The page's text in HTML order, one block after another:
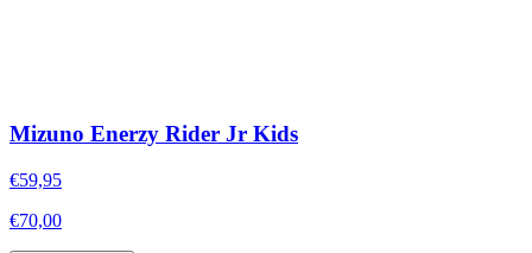
Mizuno Enerzy Rider Jr Kids
€59,95
€70,00